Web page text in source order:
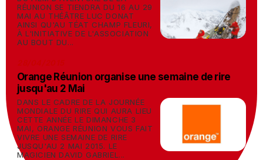
RÉUNION SE TIENDRA DU 16 AU 29
MAI AU THÉÂTRE LUC DONAT
AINSI QU'AU TÉAT CHAMP FLEURI,
À L'INITIATIVE DE L'ASSOCIATION
AU BOUT DU...
Orange Réunion organise une semaine de rire
jusqu'au 2 Mai
DANS LE CADRE DE LA JOURNÉE
MONDIALE DU RIRE QUI AURA LIEU
CETTE ANNÉE LE DIMANCHE 3
MAI, ORANGE RÉUNION VOUS FAIT
VIVRE UNE SEMAINE DE RIRE
JUSQU'AU 2 MAI 2015. LE
MAGICIEN DAVID GABRIEL...